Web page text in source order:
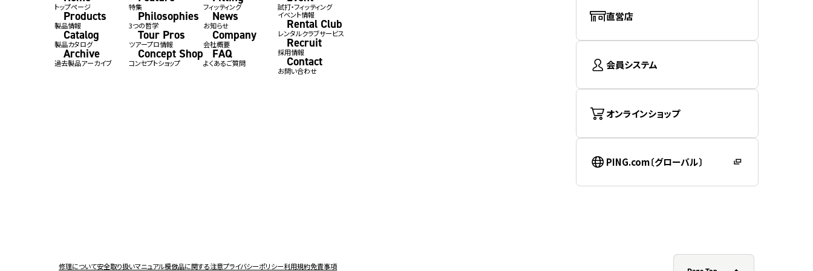
トップページ
Products
製品情報
Catalog
製品カタログ
Archive
過去製品アーカイブ
特集
Philosophies
3つの哲学
Tour Pros
ツアープロ情報
Concept Shop
コンセプトショップ
フィッティング
News
お知らせ
Company
会社概要
FAQ
よくあるご質問
試打・フィッティング
イベント情報
Rental Club
レンタルクラブサービス
Recruit
採用情報
Contact
お問い合わせ
直営店
会員システム
オンラインショップ
PING.com〔グローバル〕
修理について安全取り扱いマニュアル模倣品に関する注意プライバシーポリシー利用規約免責事項